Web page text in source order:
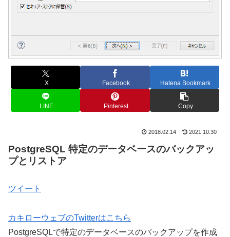
X Facebook Hatena Bookmark
LINE Pinterest Copy
2018.02.14 2021.10.30
PostgreSQL 特定のデータベースのバックアッ
プとリストア
ツイート
カキローウェブのTwitterはこちら
PostgreSQLで特定のデータベースのバックアップを作成